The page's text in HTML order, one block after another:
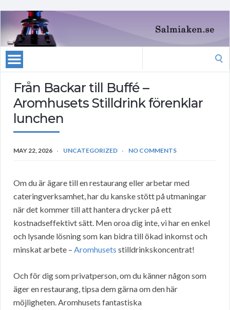
Från Backar till Buffé –
Aromhusets Stilldrink förenklar
lunchen
MAY 22, 2026 UNCATEGORIZED NO COMMENTS
Om du är ägare till en restaurang eller arbetar med
cateringverksamhet, har du kanske stött på utmaningar
när det kommer till att hantera drycker på ett
kostnadseffektivt sätt. Men oroa dig inte, vi har en enkel
och lysande lösning som kan bidra till ökad inkomst och
minskat arbete – Aromhusets stilldrinkskoncentrat!
Och för dig som privatperson, om du känner någon som
äger en restaurang, tipsa dem gärna om den här
möjligheten. Aromhusets fantastiska